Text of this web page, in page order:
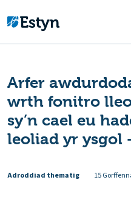
Arfer
wrth fonitro
sy’n cael eu
leoliad yr ysgol
Adroddiad thematig 15